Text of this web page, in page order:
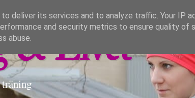
& Livet
deliver its services and to analyze traffic. Your IP
and security metrics to ensure quality of
abuse.